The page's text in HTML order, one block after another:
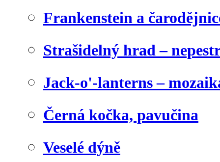
Frankenstein a
Strašidelný hrad –
Jack-o'-lanterns –
Černá kočka, pavučina
Veselé dýně